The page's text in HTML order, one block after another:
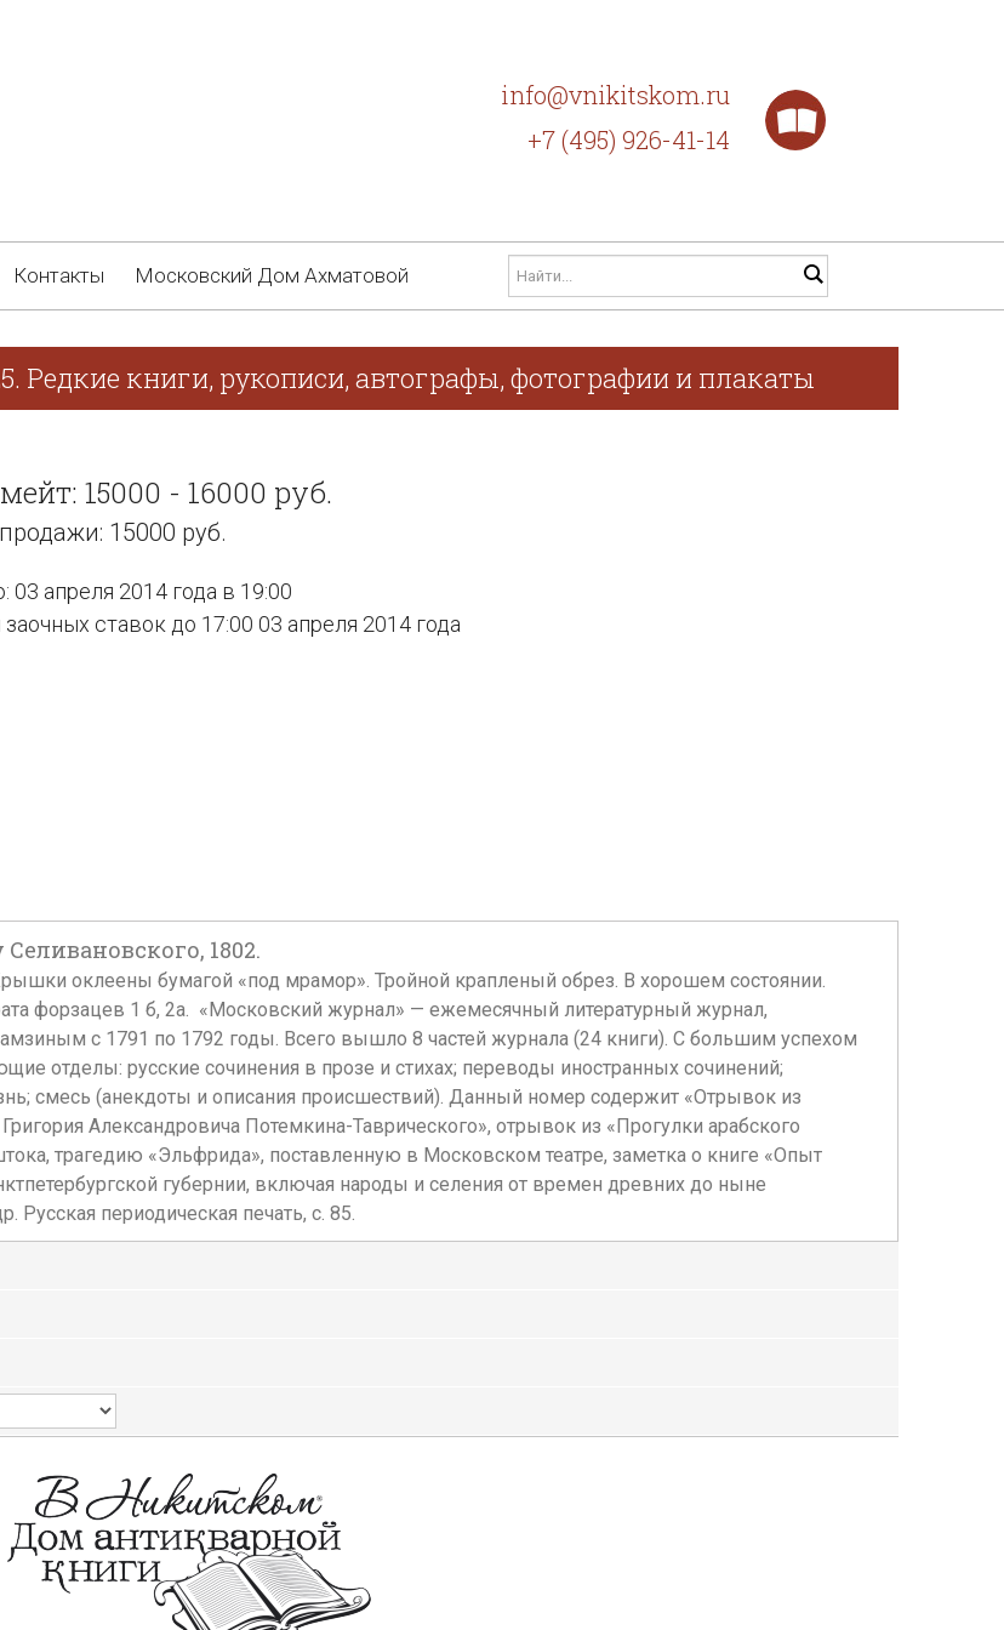
info@vnikitskom.ru
+7 (495) 926-41-14
Контакты Московский Дом Ахматовой
книги, рукописи, автографы, фотографии и плакаты
15000 - 16000 руб.
15000 руб.
03 апреля 2014 года в 19:00
ставок до 17:00 03 апреля 2014 года
1802.
оклеены бумагой «под мрамор». Тройной крапленый обрез. В хорошем состоянии.
форзацев 1 б, 2а. «Московский журнал» — ежемесячный литературный журнал,
с 1791 по 1792 годы. Всего вышло 8 частей журнала (24 книги). С большим успехом
отделы: русские сочинения в прозе и стихах; переводы иностранных сочинений;
смесь (анекдоты и описания происшествий). Данный номер содержит «Отрывок из
Александровича Потемкина-Таврического», отрывок из «Прогулки арабского
трагедию «Эльфрида», поставленную в Московском театре, заметка о книге «Опыт
губернии, включая народы и селения от времен древних до ныне
Русская периодическая печать, с. 85.